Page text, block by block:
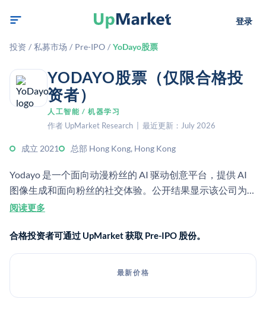
登录
投资 / 私募市场 / Pre-IPO / YoDayo股票
YODAYO股票（仅限合格投
资者）
人工智能 / 机器学习
作者 UpMarket Research | 最近更新：July 2026
成立 2021 总部 Hong Kong, Hong Kong
Yodayo 是一个面向动漫粉丝的 AI 驱动创意平台，提供 AI
图像生成和面向粉丝的社交体验。公开结果显示该公司为
YDY AI LIMITED/Yodayo，办公地点位于香港。
阅读更多
合格投资者可通过 UpMarket 获取 Pre-IPO 股份。
最新价格